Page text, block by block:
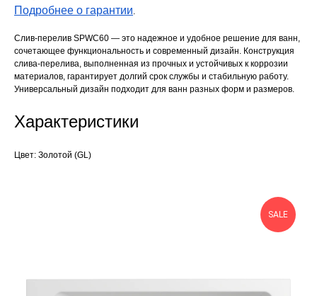
Подробнее о гарантии.
Слив-перелив SPWC60 — это надежное и удобное решение для ванн,
сочетающее функциональность и современный дизайн. Конструкция
слива-перелива, выполненная из прочных и устойчивых к коррозии
материалов, гарантирует долгий срок службы и стабильную работу.
Универсальный дизайн подходит для ванн разных форм и размеров.
Характеристики
Цвет: Золотой (GL)
SALE